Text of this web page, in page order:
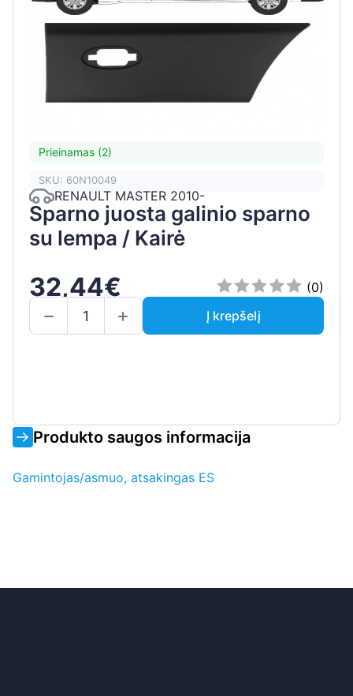
Prieinamas (2)
SKU: 60N10049
RENAULT MASTER 2010-
Sparno juosta galinio sparno
su lempa / Kairė
32,44€
(0)
Į krepšelį
Produkto saugos informacija
Gamintojas/asmuo, atsakingas ES